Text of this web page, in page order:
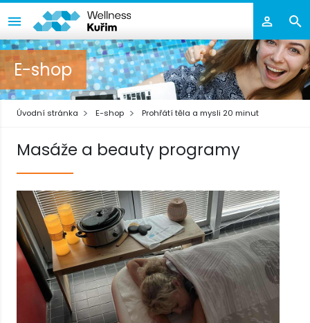
E-shop
Úvodní stránka E-shop Prohřátí těla a mysli 20 minut
Masáže a beauty programy